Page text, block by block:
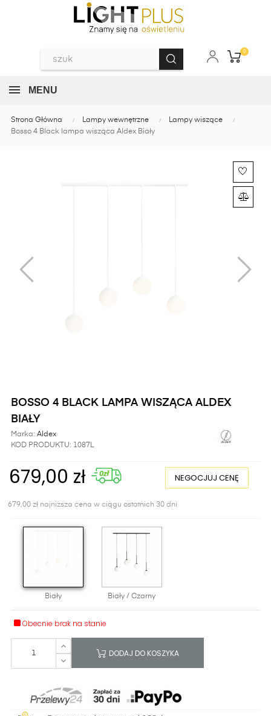
0
MENU
Strona Główna Lampy wewnętrzne
Lampy wiszące
Bosso 4 Black lampa wisząca Aldex Biały
BOSSO 4 BLACK LAMPA WISZĄCA ALDEX
BIAŁY
Marka: Aldex
KOD PRODUKTU: 1087L
679,00 zł NEGOCJUJ CENĘ
679,00 zł najniższa cena w ciągu ostatnich 30 dni
Biały Biały / Czarny
Obecnie brak na stanie
DODAJ DO KOSZYKA